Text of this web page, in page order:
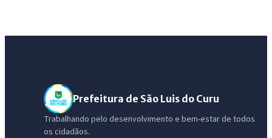
Prefeitura de São Luis do Curu
Trabalhando pelo desenvolvimento e bem-estar de todos
os cidadãos.